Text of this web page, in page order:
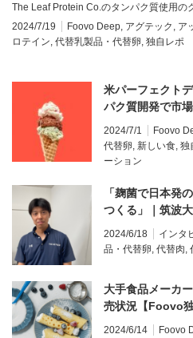
The Leaf Protein Co.のタンパク質使用
2024/7/19
Foovo Deep, アグテック , ア
ロテイン, 代替乳製品・代替卵, 独自レポ
米パーフェクト
パク質開発で市
み【Foovo独自】
2024/7/1 Foovo
代替卵, 新しい食, 独
ーション
「麹菌で日本発
つくる」｜筑波
【インタビュー】
2024/6/18 インタ
品・代替卵, 代替肉,
大手食品メーカ
売状況【Foovo独
2024/6/14 Foovo